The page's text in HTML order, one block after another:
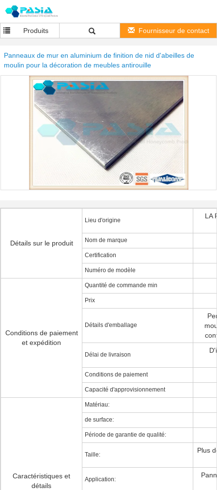
Produits Fournisseur de contact
Panneaux de mur en aluminium de finition de nid d'abeilles de
moulin pour la décoration de meubles antirouille
Détails sur le produit
Lieu d'origine
LA
Nom de marque
Certification
Numéro de modèle
Conditions de paiement
et expédition
Quantité de commande min
Prix
Détails d'emballage
Délai de livraison
Conditions de paiement
Capacité d'approvisionnement
Caractéristiques et
détails
Matériau:
de surface:
Période de garantie de qualité:
Taille:
Plus
Application: